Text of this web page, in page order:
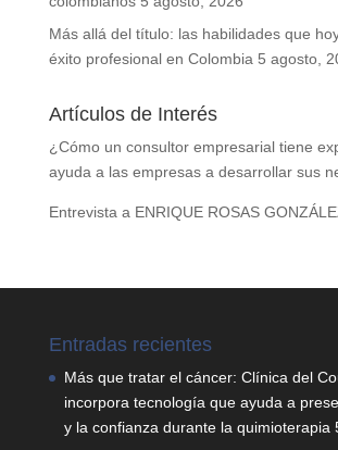
Más allá del título: las habilidades que
éxito profesional en Colombia 5 agosto,
Artículos de Interés
¿Cómo un consultor empresarial tiene
ayuda a las empresas a desarrollar sus
Entrevista a ENRIQUE ROSAS
Entradas recientes
Más que tratar el cáncer: Clínica del
incorpora tecnología que ayuda a
y la confianza durante la quimioterapia